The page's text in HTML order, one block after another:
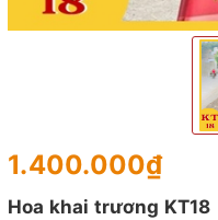
1.400.000₫
Hoa khai trương KT18